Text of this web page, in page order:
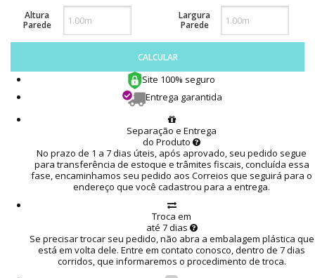
Altura
Parede
Largura
Parede
CALCULAR
Site 100% seguro
Entrega garantida
Separação e Entrega
do Produto
No prazo de 1 a 7 dias úteis, após aprovado, seu pedido segue
para transferência de estoque e trâmites fiscais, concluída essa
fase, encaminhamos seu pedido aos Correios que seguirá para o
endereço que você cadastrou para a entrega.
Troca em
até 7 dias
Se precisar trocar seu pedido, não abra a embalagem plástica que
está em volta dele. Entre em contato conosco, dentro de 7 dias
corridos, que informaremos o procedimento de troca.